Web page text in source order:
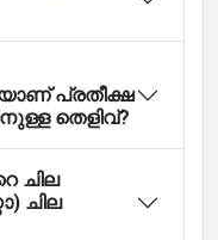
പ്രതീക്ഷ
തെളിവ്?
ചില
ചില